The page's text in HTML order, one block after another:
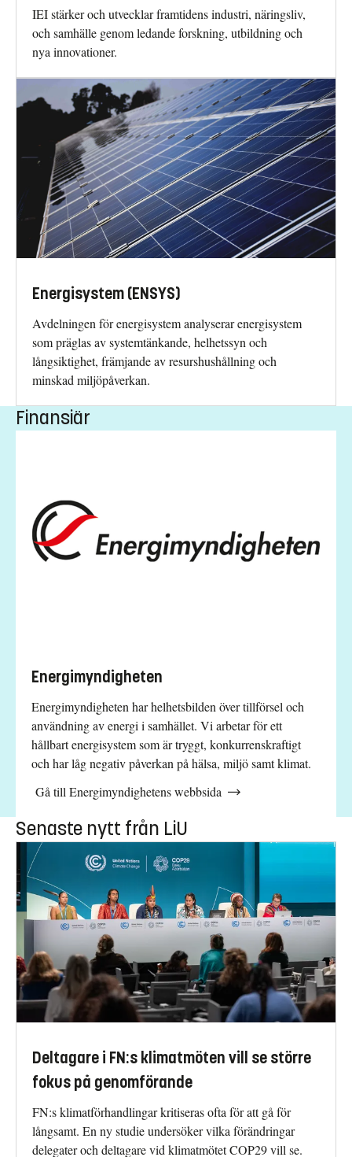
IEI stärker och utvecklar framtidens industri, näringsliv,
och samhälle genom ledande forskning, utbildning och
nya innovationer.
Energisystem (ENSYS)
Avdelningen för energisystem analyserar energisystem
som präglas av systemtänkande, helhetssyn och
långsiktighet, främjande av resurshushållning och
minskad miljöpåverkan.
Finansiär
Energimyndigheten
Energimyndigheten har helhetsbilden över tillförsel och
användning av energi i samhället. Vi arbetar för ett
hållbart energisystem som är tryggt, konkurrenskraftigt
och har låg negativ påverkan på hälsa, miljö samt klimat.
Gå till Energimyndighetens webbsida
Senaste nytt från LiU
Deltagare i FN:s klimatmöten vill se större
fokus på genomförande
FN:s klimatförhandlingar kritiseras ofta för att gå för
långsamt. En ny studie undersöker vilka förändringar
delegater och deltagare vid klimatmötet COP29 vill se.